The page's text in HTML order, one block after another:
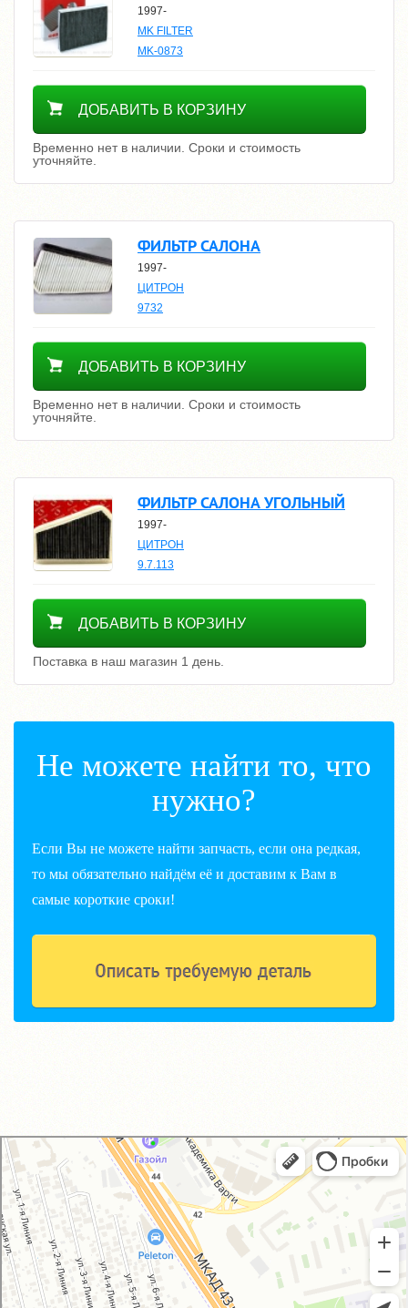
1997-
MK FILTER
MK-0873
Уточнить цену
ДОБАВИТЬ В КОРЗИНУ
Временно нет в наличии. Сроки и стоимость
уточняйте.
ФИЛЬТР САЛОНА
1997-
ЦИТРОН
9732
Уточнить цену
ДОБАВИТЬ В КОРЗИНУ
Временно нет в наличии. Сроки и стоимость
уточняйте.
ФИЛЬТР САЛОНА УГОЛЬНЫЙ
1997-
ЦИТРОН
9.7.113
500
ДОБАВИТЬ В КОРЗИНУ
Поставка в наш магазин 1 день.
Не можете найти то, что
нужно?
Если Вы не можете найти запчасть, если она редкая,
то мы обязательно найдём её и доставим к Вам в
самые короткие сроки!
GM-City&VAG-Repair
Автосервис, автотехцентр в Москве
Магазин автозапчастей и автотоваров в Москве